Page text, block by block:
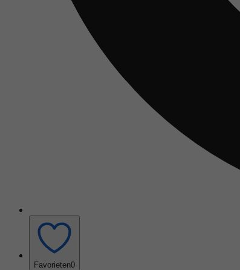
Favorieten0